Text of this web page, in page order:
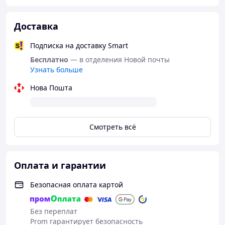
лучшего сцепления даже в перчатках или при влажных
🔹 Двусторонний зажим брашпиля
Быстрая фиксация и дополнительный контрфорс для
максимальной надежности.
🔹Обновленный ремешок брашпиля (тактический
имеет место для фиксации времени наложения
Производитель: CAT
Страна производства: США
Модель: Generation 7
Тип: тактический турникет
Доставка
Подписка на доставку Smart
Бесплатно — в отделения Новой почты
Узнать больше
Нова Пошта
Смотреть всё
Оплата и гарантии
Безопасная оплата картой
Без переплат
Prom гарантирует безопасность